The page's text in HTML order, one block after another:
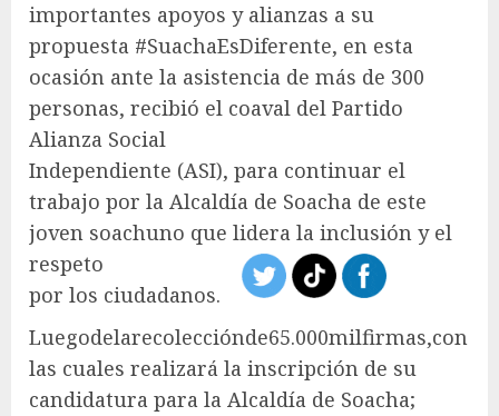
importantes apoyos y alianzas a su
propuesta #SuachaEsDiferente, en esta
ocasión ante la asistencia de más de 300
personas, recibió el coaval del Partido
Alianza Social
Independiente (ASI), para continuar el
trabajo por la Alcaldía de Soacha de este
joven soachuno que lidera la inclusión y el
respeto
por los ciudadanos.
Luegodelarecolecciónde65.000milfirmas,con
las cuales realizará la inscripción de su
candidatura para la Alcaldía de Soacha;